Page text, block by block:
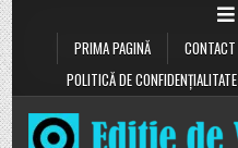
PRIMA PAGINĂ
CONTACT
POLITICĂ DE CONFIDENȚIALITATE